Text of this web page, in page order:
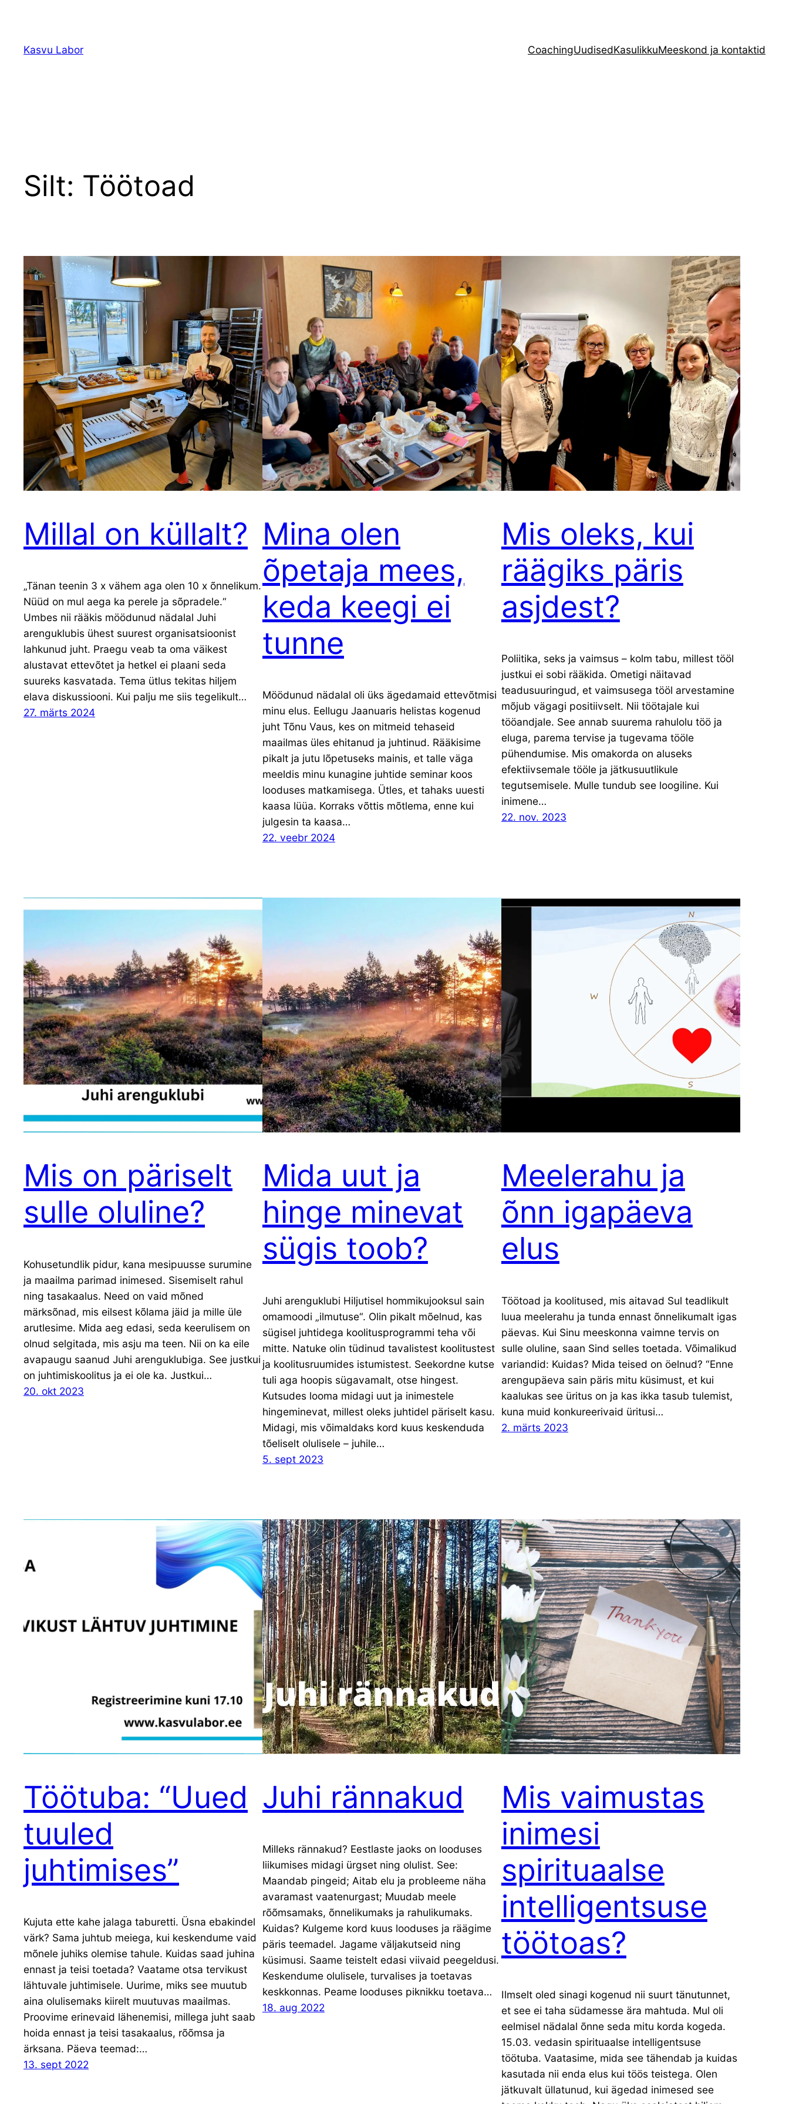
juurdeKasvu Labor CoachingUudisedKasulikkuMeeskond ja kontaktid
Silt: Töötoad
Millal on küllalt?
„Tänan teenin 3 x vähem aga olen 10 x õnnelikum.
Nüüd on mul aega ka perele ja sõpradele.“
Umbes nii rääkis möödunud nädalal Juhi
arenguklubis ühest suurest organisatsioonist
lahkunud juht. Praegu veab ta oma väikest
alustavat ettevõtet ja hetkel ei plaani seda
suureks kasvatada. Tema ütlus tekitas hiljem
elava diskussiooni. Kui palju me siis tegelikult…
27. märts 2024
Mina olen
õpetaja mees,
keda keegi ei
tunne
Möödunud nädalal oli üks ägedamaid ettevõtmisi
minu elus. Eellugu Jaanuaris helistas kogenud
juht Tõnu Vaus, kes on mitmeid tehaseid
maailmas üles ehitanud ja juhtinud. Rääkisime
pikalt ja jutu lõpetuseks mainis, et talle väga
meeldis minu kunagine juhtide seminar koos
looduses matkamisega. Ütles, et tahaks uuesti
kaasa lüüa. Korraks võttis mõtlema, enne kui
julgesin ta kaasa…
22. veebr 2024
Mis oleks, kui
räägiks päris
asjdest?
Poliitika, seks ja vaimsus – kolm tabu, millest tööl
justkui ei sobi rääkida. Ometigi näitavad
teadusuuringud, et vaimsusega tööl arvestamine
mõjub vägagi positiivselt. Nii töötajale kui
tööandjale. See annab suurema rahulolu töö ja
eluga, parema tervise ja tugevama tööle
pühendumise. Mis omakorda on aluseks
efektiivsemale tööle ja jätkusuutlikule
tegutsemisele. Mulle tundub see loogiline. Kui
inimene…
22. nov. 2023
Mis on päriselt
sulle oluline?
Kohusetundlik pidur, kana mesipuusse surumine
ja maailma parimad inimesed. Sisemiselt rahul
ning tasakaalus. Need on vaid mõned
märksõnad, mis eilsest kõlama jäid ja mille üle
arutlesime. Mida aeg edasi, seda keerulisem on
olnud selgitada, mis asju ma teen. Nii on ka eile
avapaugu saanud Juhi arenguklubiga. See justkui
on juhtimiskoolitus ja ei ole ka. Justkui…
20. okt 2023
Mida uut ja
hinge minevat
sügis toob?
Juhi arenguklubi Hiljutisel hommikujooksul sain
omamoodi „ilmutuse“. Olin pikalt mõelnud, kas
sügisel juhtidega koolitusprogrammi teha või
mitte. Natuke olin tüdinud tavalistest koolitustest
ja koolitusruumides istumistest. Seekordne kutse
tuli aga hoopis sügavamalt, otse hingest.
Kutsudes looma midagi uut ja inimestele
hingeminevat, millest oleks juhtidel päriselt kasu.
Midagi, mis võimaldaks kord kuus keskenduda
tõeliselt olulisele – juhile…
5. sept 2023
Meelerahu ja
õnn igapäeva
elus
Töötoad ja koolitused, mis aitavad Sul teadlikult
luua meelerahu ja tunda ennast õnnelikumalt igas
päevas. Kui Sinu meeskonna vaimne tervis on
sulle oluline, saan Sind selles toetada. Võimalikud
variandid: Kuidas? Mida teised on öelnud? “Enne
arengupäeva sain päris mitu küsimust, et kui
kaalukas see üritus on ja kas ikka tasub tulemist,
kuna muid konkureerivaid üritusi…
2. märts 2023
Töötuba: “Uued
tuuled
juhtimises”
Kujuta ette kahe jalaga taburetti. Üsna ebakindel
värk? Sama juhtub meiega, kui keskendume vaid
mõnele juhiks olemise tahule. Kuidas saad juhina
ennast ja teisi toetada? Vaatame otsa tervikust
lähtuvale juhtimisele. Uurime, miks see muutub
aina olulisemaks kiirelt muutuvas maailmas.
Proovime erinevaid lähenemisi, millega juht saab
hoida ennast ja teisi tasakaalus, rõõmsa ja
ärksana. Päeva teemad:…
13. sept 2022
Juhi rännakud
Milleks rännakud? Eestlaste jaoks on looduses
liikumises midagi ürgset ning olulist. See:
Maandab pingeid; Aitab elu ja probleeme näha
avaramast vaatenurgast; Muudab meele
rõõmsamaks, õnnelikumaks ja rahulikumaks.
Kuidas? Kulgeme kord kuus looduses ja räägime
päris teemadel. Jagame väljakutseid ning
küsimusi. Saame teistelt edasi viivaid peegeldusi.
Keskendume olulisele, turvalises ja toetavas
keskkonnas. Peame looduses piknikku toetava…
18. aug 2022
Mis vaimustas
inimesi
spirituaalse
intelligentsuse
töötoas?
Ilmselt oled sinagi kogenud nii suurt tänutunnet,
et see ei taha südamesse ära mahtuda. Mul oli
eelmisel nädalal õnne seda mitu korda kogeda.
15.03. vedasin spirituaalse intelligentsuse
töötuba. Vaatasime, mida see tähendab ja kuidas
kasutada nii enda elus kui töös teistega. Olen
jätkuvalt üllatunud, kui ägedad inimesed see